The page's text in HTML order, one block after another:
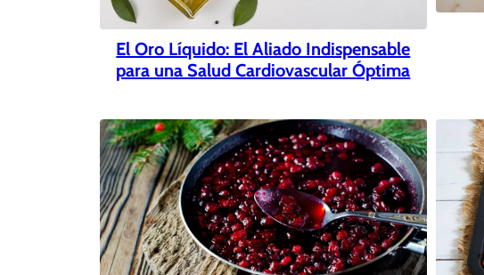
El Oro Líquido: El Aliado Indispensable
para una Salud Cardiovascular Óptima